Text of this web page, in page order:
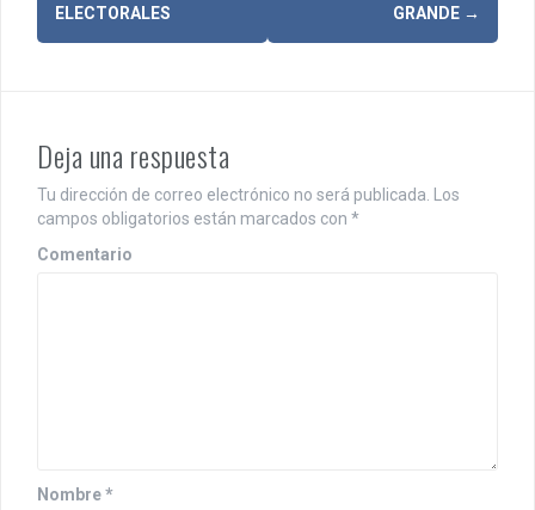
v
a
c
i
ELECTORALES
GRANDE →
Deja una respuesta
Tu dirección de correo electrónico no será publicada.
Los
campos obligatorios están marcados con *
Comentario
Nombre*